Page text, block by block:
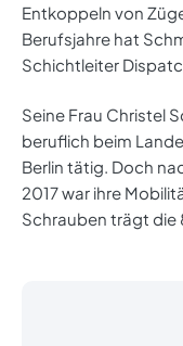
Entkoppeln von
Berufsjahre hat
Schichtleiter
Seine Frau Christel
beruflich beim
Berlin tätig. Doch
2017 war ihre
Schrauben trägt die